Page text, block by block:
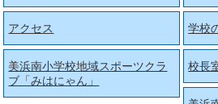
アクセス 学校
美浜南小学校地域スポーツクラ
ブ「みはにゃん」
校長